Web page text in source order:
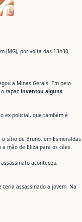
(MG), por volta das 13h30
a Minas Gerais. Em pelo
rapaz inventou alguns
ex-policial, que também é
sítio de Bruno, em Esmeraldas
mão de Eliza para os cães.
aconteceu,
teria assassinado a jovem. Na